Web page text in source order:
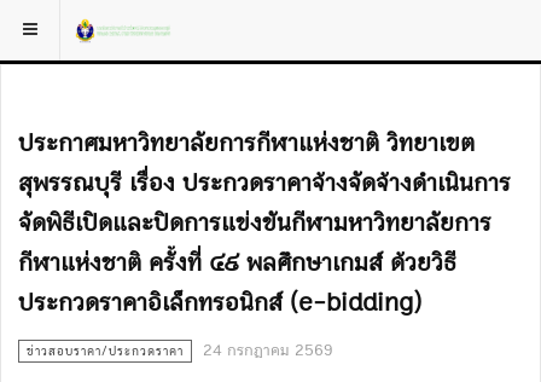
ประกาศมหาวิทยาลัยการกีฬาแห่งชาติ วิทยาเขต
สุพรรณบุรี เรื่อง ประกวดราคาจ้างจัดจ้างดำเนินการ
จัดพิธีเปิดและปิดการแข่งขันกีฬามหาวิทยาลัยการ
กีฬาแห่งชาติ ครั้งที่ ๔๙ พลศึกษาเกมส์ ด้วยวิธี
ประกวดราคาอิเล็กทรอนิกส์ (e-bidding)
ข่าวสอบราคา/ประกวดราคา 24 กรกฎาคม 2569